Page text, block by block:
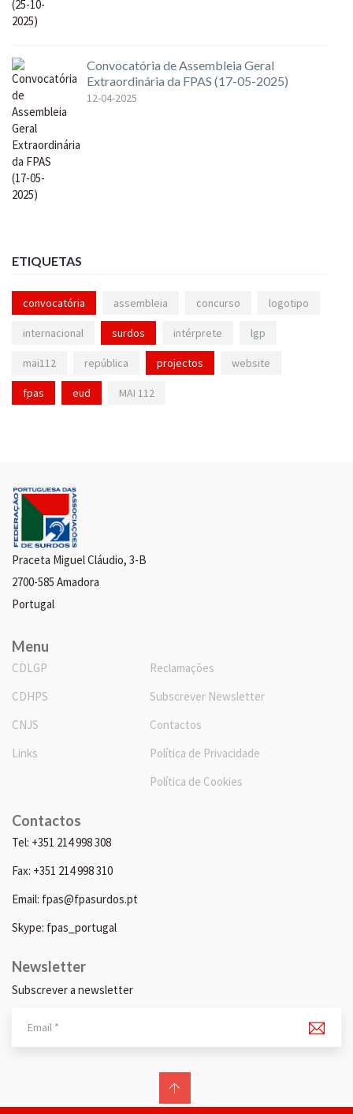
Convocatória de Assembleia Geral
Extraordinária da FPAS (17-05-2025)
12-04-2025
ETIQUETAS
convocatória assembleia concurso logotipo
internacional surdos intérprete lgp
mai112 república projectos website
fpas eud MAI 112
Praceta Miguel Cláudio, 3-B
2700-585 Amadora
Portugal
Menu
CDLGP
CDHPS
CNJS
Links
Reclamações
Subscrever Newsletter
Contactos
Política de Privacidade
Política de Cookies
Contactos
Tel: +351 214 998 308
Fax: +351 214 998 310
Email: fpas@fpasurdos.pt
Skype: fpas_portugal
Newsletter
Subscrever a newsletter